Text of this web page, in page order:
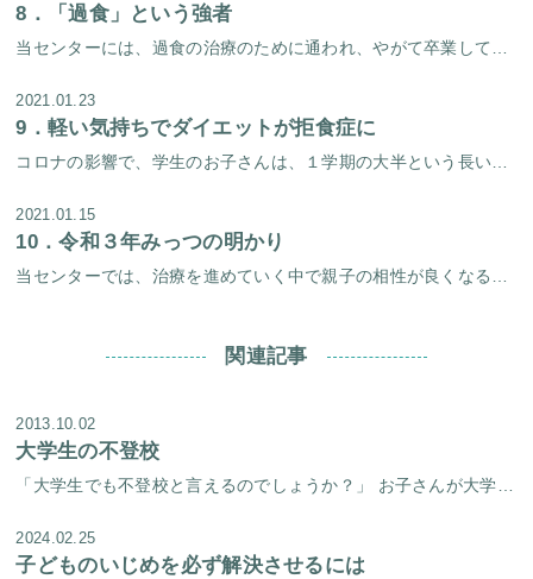
8． 「過食」という強者
2021.01.23
9． 軽い気持ちでダイエットが拒食症に
2021.01.15
10．令和３年みっつの明かり
関連記事
2013.10.02
大学生の不登校
2024.02.25
子どものいじめを必ず解決させるには